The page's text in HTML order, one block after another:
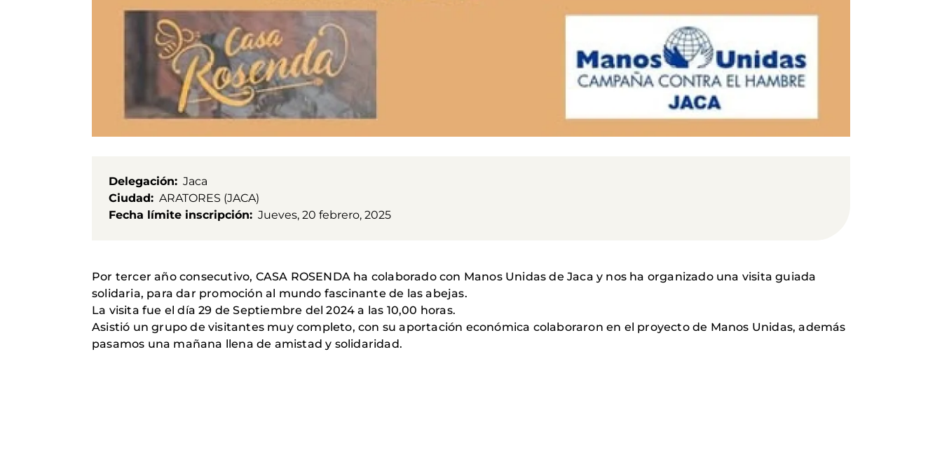
Delegación
Jaca
Ciudad
ARATORES (JACA)
Fecha límite inscripción
Jueves, 20 febrero, 2025
Por tercer año consecutivo, CASA ROSENDA ha colaborado con Manos Unidas de Jaca y nos ha organizado una visita guiada
solidaria, para dar promoción al mundo fascinante de las abejas.
La visita fue el día 29 de Septiembre del 2024 a las 10,00 horas.
Asistió un grupo de visitantes muy completo, con su aportación económica colaboraron en el proyecto de Manos Unidas, además
pasamos una mañana llena de amistad y solidaridad.